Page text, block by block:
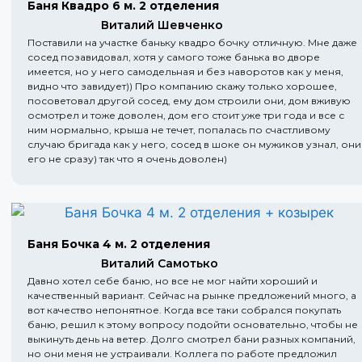
Баня Квадро 6 м. 2 отделения
Виталий Шевченко
Поставили на участке баньку квадро бочку отличную. Мне даже
сосед позавидовал, хотя у самого тоже банька во дворе
имеется, но у него самодельная и без наворотов как у меня,
видно что завидует)) Про компанию скажу только хорошее,
посоветовал другой сосед, ему дом строили они, дом вживую
осмотрел и тоже доволен, дом его стоит уже три года и все с
ним нормально, крыша не течет, попалась по счастливому
случаю бригада как у него, сосед в шоке он мужиков узнал, они
его не сразу) так что я очень доволен)
Баня Бочка 4 м. 2 отделения
Виталий Самотько
Давно хотел себе баню, но все не мог найти хороший и
качественный вариант. Сейчас на рынке предложений много, а
вот качество непонятное. Когда все таки собрался покупать
баню, решил к этому вопросу подойти основательно, чтобы не
выкинуть день на ветер. Долго смотрел бани разных компаний,
но они меня не устраивали. Коллега по работе предложил